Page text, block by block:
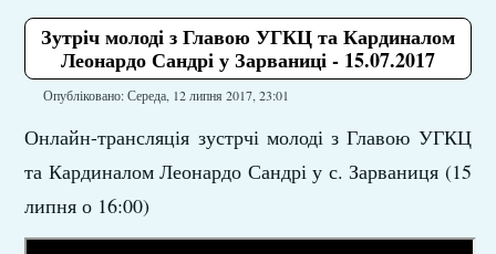
Зутріч молоді з Главою УГКЦ та Кардиналом
Леонардо Сандрі у Зарваниці - 15.07.2017
Опубліковано: Середа, 12 липня 2017, 23:01
Онлайн-трансляція зустрчі молоді з Главою УГКЦ
та Кардиналом Леонардо Сандрі у с. Зарваниця (15
липня о 16:00)